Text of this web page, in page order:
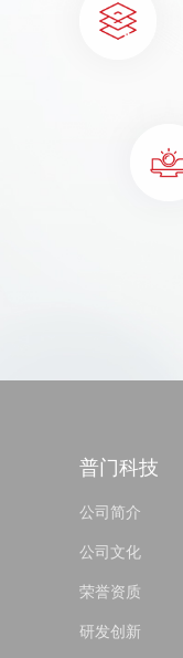
普门科技
公司简介
公司文化
荣誉资质
研发创新